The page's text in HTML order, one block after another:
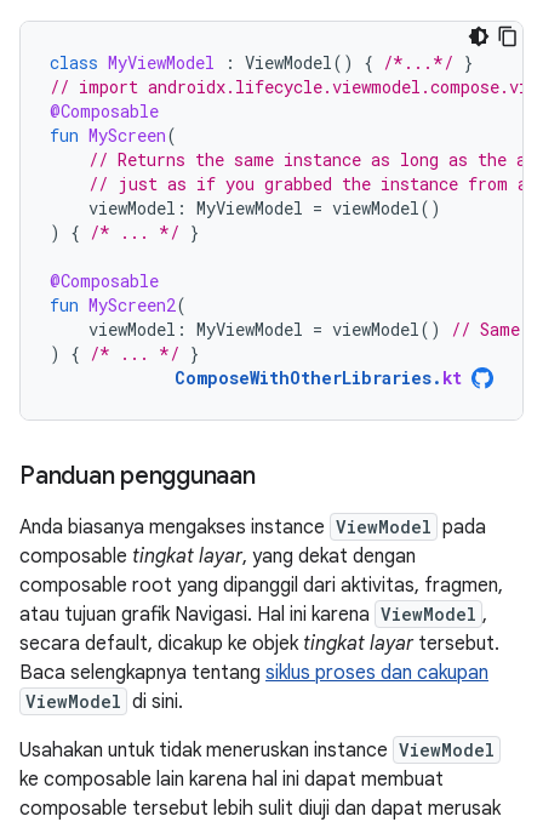
class MyViewModel : ViewModel() { /*...*/ }
// import
@Composable
fun MyScreen(
// Returns the same instance as long as the
// just as if you grabbed the instance from
viewModel : MyViewModel = viewModel()
)
{ /* ... */ }
@Composable
fun MyScreen2(
viewModel : MyViewModel = viewModel()
// Same
)
{ /* ... */ }
ComposeWithOtherLibraries. kt
Panduan penggunaan
Anda biasanya mengakses instance ViewModel pada
composable tingkat layar, yang dekat dengan
composable root yang dipanggil dari aktivitas, fragmen,
atau tujuan grafik Navigasi. Hal ini karena ViewModel ,
secara default, dicakup ke objek tingkat layartersebut.
Baca selengkapnya tentang siklus proses dan cakupan
ViewModel di sini.
Usahakan untuk tidak meneruskan instance ViewModel
ke composable lain karena hal ini dapat membuat
composable tersebut lebih sulit diuji dan dapat merusak